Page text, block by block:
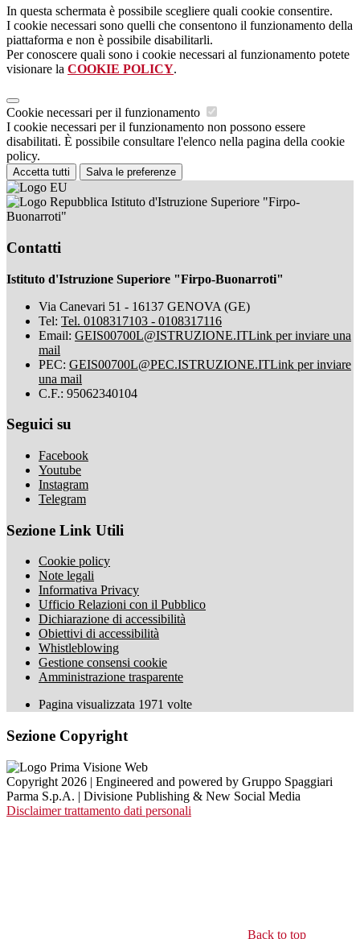
In questa schermata è possibile scegliere quali cookie consentire.
I cookie necessari sono quelli che consentono il funzionamento della
piattaforma e non è possibile disabilitarli.
Per conoscere quali sono i cookie necessari al funzionamento potete
visionare la COOKIE POLICY.
Cookie necessari per il funzionamento
I cookie necessari per il funzionamento non possono essere
disabilitati. È possibile consultare l'elenco nella pagina della cookie
policy.
Accetta tutti Salva le preferenze
Istituto d'Istruzione Superiore "Firpo-
Buonarroti"
Contatti
Istituto d'Istruzione Superiore "Firpo-Buonarroti"
Via Canevari 51 - 16137 GENOVA (GE)
Tel: Tel. 0108317103 - 0108317116
Email: GEIS00700L@ISTRUZIONE.ITLink per inviare una
mail
PEC: GEIS00700L@PEC.ISTRUZIONE.ITLink per inviare
una mail
C.F.: 95062340104
Seguici su
Facebook
Youtube
Instagram
Telegram
Sezione Link Utili
Cookie policy
Note legali
Informativa Privacy
Ufficio Relazioni con il Pubblico
Dichiarazione di accessibilità
Obiettivi di accessibilità
Whistleblowing
Gestione consensi cookie
Amministrazione trasparente
Pagina visualizzata 1971 volte
Sezione Copyright
Copyright 2026 | Engineered and powered by Gruppo Spaggiari
Parma S.p.A. | Divisione Publishing & New Social Media
Disclaimer trattamento dati personali
Back to top